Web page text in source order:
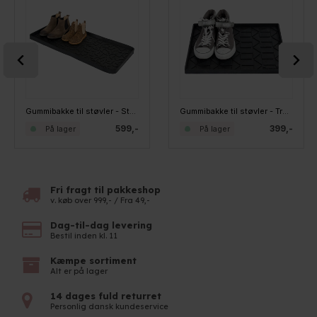
Gummibakke til støvler - Støvlemotiv - XL
599,-
På lager
Gummibakke til støvler - Trekanter - M
399,-
På lager
Fri fragt til pakkeshop
v. køb over 999,- / Fra 49,-
Dag-til-dag levering
Bestil inden kl. 11
Kæmpe sortiment
Alt er på lager
14 dages fuld returret
Personlig dansk kundeservice